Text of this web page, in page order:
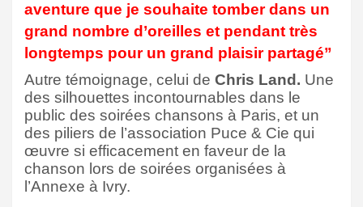
aventure que je souhaite tomber dans un
grand nombre d’oreilles et pendant très
longtemps pour un grand plaisir partagé”
Autre témoignage, celui de Chris Land. Une
des silhouettes incontournables dans le
public des soirées chansons à Paris, et un
des piliers de l’association Puce & Cie qui
œuvre si efficacement en faveur de la
chanson lors de soirées organisées à
l’Annexe à Ivry.